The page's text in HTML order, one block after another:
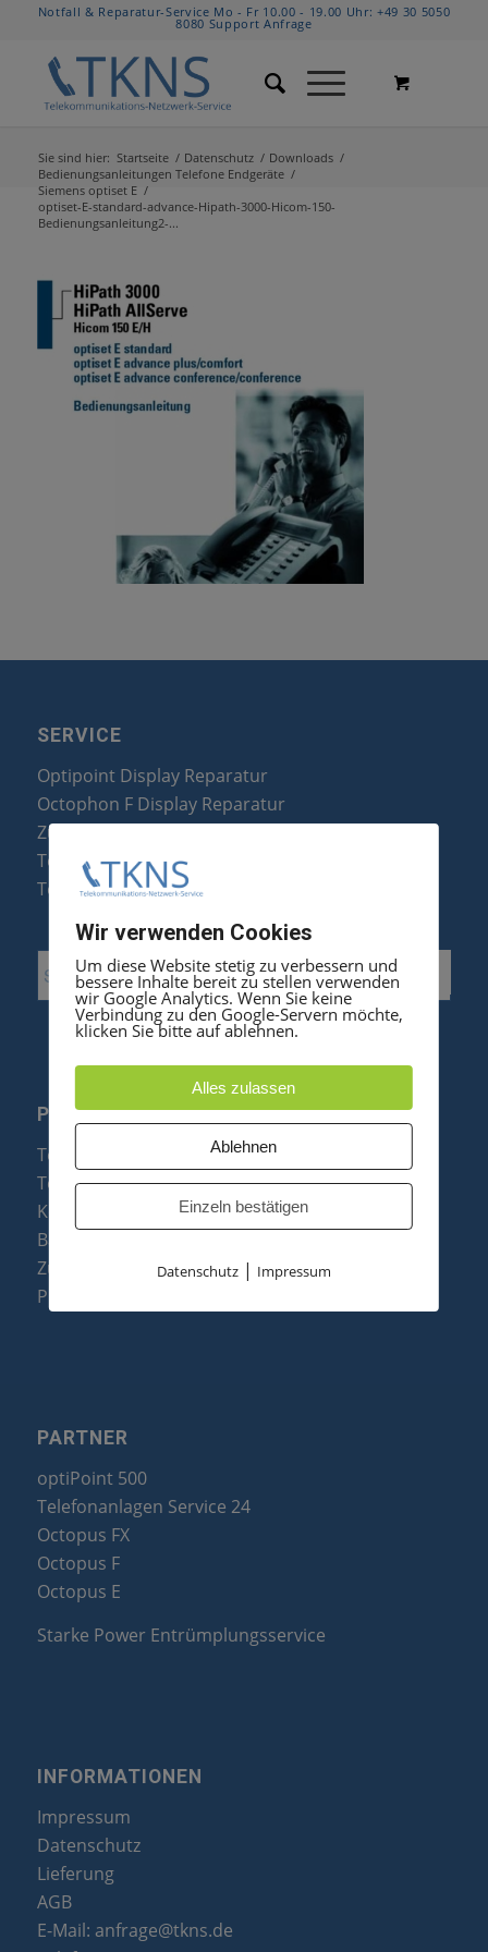
Notfall & Reparatur-Service Mo - Fr 10.00 - 19.00 Uhr:+49 30 5050
8080 Support Anfrage
Sie sind hier: Startseite / Datenschutz / Downloads /
Bedienungsanleitungen Telefone Endgeräte /
Siemens optiset E /
optiset-E-standard-advance-Hipath-3000-Hicom-150-
Bedienungsanleitung2-...
SERVICE
Optipoint Display Reparatur
Octophon F Display Reparatur
Zubehör & Ersatzteile
Telefonanlagen Optimierung
Telefonanlagen Erweiterung
PRODUKTE
Telefonanlagen
Telefone
Konftel Konferenztelefone
Baugruppen
Zubehör & Ersatzteile
Produktzusammenfassung
PARTNER
optiPoint 500
Telefonanlagen Service 24
Octopus FX
Octopus F
Octopus E
Starke Power Entrümplungsservice
INFORMATIONEN
Impressum
Datenschutz
Lieferung
AGB
E-Mail: anfrage@tkns.de
Wir verwenden Cookies
Um diese Website stetig zu verbessern und
bessere Inhalte bereit zu stellen verwenden
wir Google Analytics. Wenn Sie keine
Verbindung zu den Google-Servern möchte,
klicken Sie bitte auf ablehnen.
Alles zulassen
Ablehnen
Einzeln bestätigen
Datenschutz| Impressum